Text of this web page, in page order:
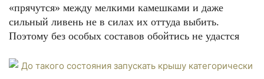
«прячутся» между мелкими камешками и даже
сильный ливень не в силах их оттуда выбить.
Поэтому без особых составов обойтись не удастся